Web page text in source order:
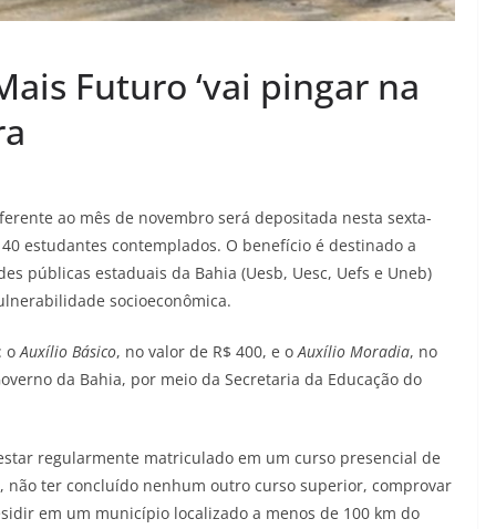
Futuro ‘vai pingar na
ao mês de novembro será depositada nesta sexta-
estudantes contemplados. O benefício é destinado a
públicas estaduais da Bahia (Uesb, Uesc, Uefs e Uneb)
socioeconômica.
oAuxílio Básico, no valor de R$ 400, e oAuxílio Moradia, no
da Bahia, por meio da Secretaria da Educação do
regularmente matriculado em um curso presencial de
não ter concluído nenhum outro curso superior, comprovar
em um município localizado a menos de 100 km do